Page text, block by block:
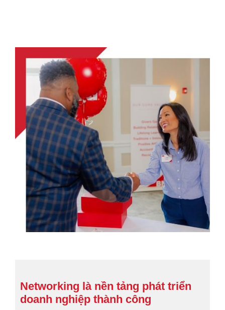
Networking là nền tảng phát triển
doanh nghiệp thành công